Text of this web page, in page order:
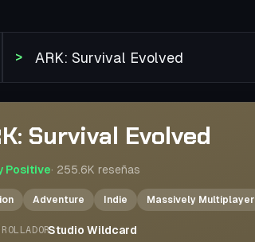
>
Survival Evolved
Positive· 255.6K reseñas
Adventure Indie Massively Multiplayer
Studio Wildcard